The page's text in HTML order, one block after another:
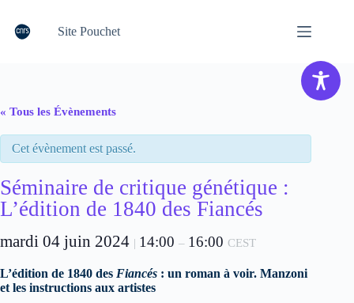
contenu
Site Pouchet
« Tous les Évènements
Cet évènement est passé.
Séminaire de critique génétique :
L’édition de 1840 des Fiancés
mardi 04 juin 2024 | 14:00 – 16:00 CEST
L’édition de 1840 des Fiancés : un roman à voir. Manzoni
et les instructions aux artistes